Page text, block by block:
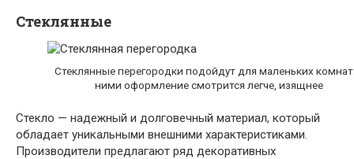
Стеклянные
Стеклянные перегородки подойдут для маленьких
ними оформление смотрится легче, изящнее
Стекло — надежный и долговечный материал, который
обладает уникальными внешними характеристиками.
Производители предлагают ряд декоративных